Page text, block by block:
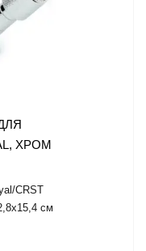
ХРОМ
CRST
см